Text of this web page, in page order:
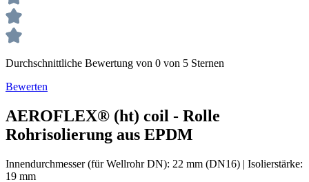
Durchschnittliche Bewertung von 0 von 5 Sternen
Bewerten
AEROFLEX® (ht) coil - Rolle
Rohrisolierung aus EPDM
Innendurchmesser (für Wellrohr DN): 22 mm (DN16) | Isolierstärke:
19 mm